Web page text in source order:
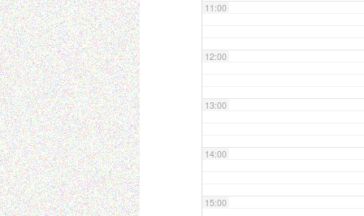
11:00
12:00
13:00
14:00
15:00